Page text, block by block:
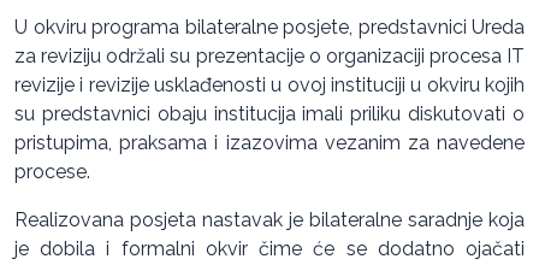
U okviru programa bilateralne posjete, predstavnici Ureda
za reviziju održali su prezentacije o organizaciji procesa IT
revizije i revizije usklađenosti u ovoj instituciji u okviru kojih
su predstavnici obaju institucija imali priliku diskutovati o
pristupima, praksama i izazovima vezanim za navedene
procese.
Realizovana posjeta nastavak je bilateralne saradnje koja
je dobila i formalni okvir čime će se dodatno ojačati